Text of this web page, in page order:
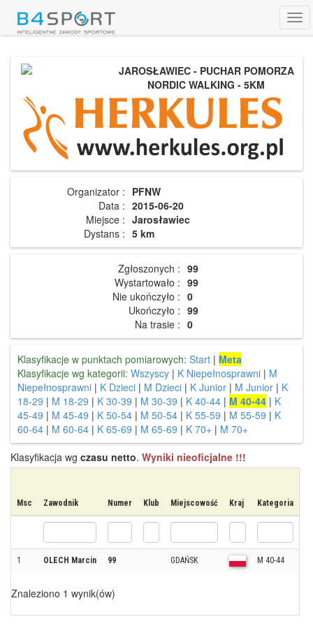
JAROSŁAWIEC - PUCHAR POMORZA
NORDIC WALKING - 5KM
Organizator : PFNW
Data : 2015-06-20
Miejsce : Jarosławiec
Dystans : 5 km
Zgłoszonych : 99
Wystartowało : 99
Nie ukończyło : 0
Ukończyło : 99
Na trasie : 0
Klasyfikacje w punktach pomiarowych: Start | Meta
Klasyfikacje wg kategorii: Wszyscy | K Niepełnosprawni | M
Niepełnosprawni | K Dzieci | M Dzieci | K Junior | M Junior | K
18-29 | M 18-29 | K 30-39 | M 30-39 | K 40-44 | M 40-44 | K
45-49 | M 45-49 | K 50-54 | M 50-54 | K 55-59 | M 55-59 | K
60-64 | M 60-64 | K 65-69 | M 65-69 | K 70+ | M 70+
Klasyfikacja wg czasu netto. Wyniki nieoficjalne !!!
Msc Zawodnik Numer Klub Miejscowość Kraj Kategoria
1 OLECH Marcin 99 GDAŃSK M 40-44
Znaleziono 1 wynik(ów)